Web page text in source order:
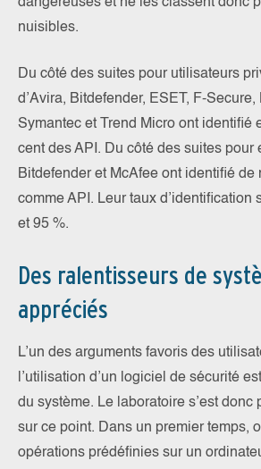
nuisibles.
Du côté des suites pour utilisateurs
d’Avira, Bitdefender, ESET, F-
Symantec et Trend Micro ont identifié
cent des API. Du côté des suites pour
Bitdefender et McAfee ont identifié de
comme API. Leur taux d’identification
et 95 %.
Des ralentisseurs de
appréciés
L’un des arguments favoris des
l’utilisation d’un logiciel de sécurité
du système. Le laboratoire s’est donc
sur ce point. Dans un premier temps,
opérations prédéfinies sur un